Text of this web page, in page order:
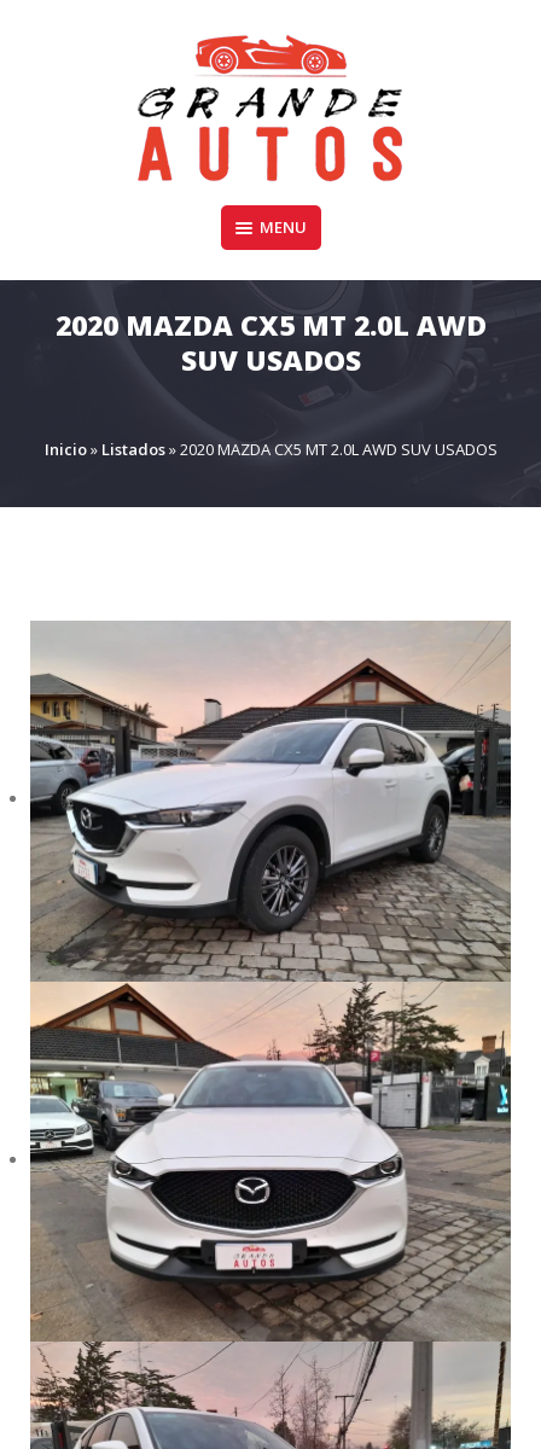
GRANDE AUTOS CHILE
Compra y Venta de Autos Usados, Camionetas, y SUV
MENU
2020 MAZDA CX5 MT 2.0L AWD
SUV USADOS
Inicio» Listados»2020 MAZDA CX5 MT 2.0L AWD SUV USADOS